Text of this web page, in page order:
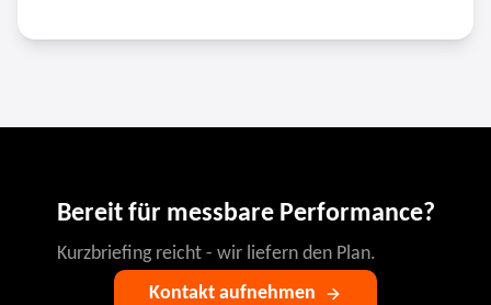
Bereit für messbare Performance?
Kurzbriefing reicht - wir liefern den Plan.
Kontakt aufnehmen